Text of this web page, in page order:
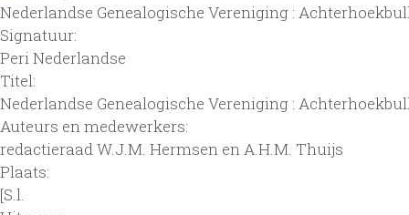
Nederlandse Genealogische Vereniging :
Signatuur:
Peri Nederlandse
Titel:
Nederlandse Genealogische Vereniging :
Auteurs en medewerkers:
redactieraad W.J.M. Hermsen en A.H.M. Thuijs
Plaats:
[S.l.